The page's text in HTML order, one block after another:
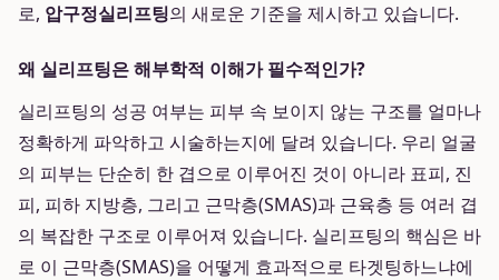
로, 압구정실리프팅의 새로운 기준을 제시하고 있습니다.
왜 실리프팅은 해부학적 이해가 필수적인가?
실리프팅의 성공 여부는 피부 속 보이지 않는 구조를 얼마나
정확하게 파악하고 시술하는지에 달려 있습니다. 우리 얼굴
의 피부는 단순히 한 겹으로 이루어진 것이 아니라 표피, 진
피, 피하 지방층, 그리고 근막층(SMAS)과 근육층 등 여러 겹
의 복잡한 구조로 이루어져 있습니다. 실리프팅의 핵심은 바
로 이 근막층(SMAS)을 어떻게 효과적으로 타겟팅하느냐에